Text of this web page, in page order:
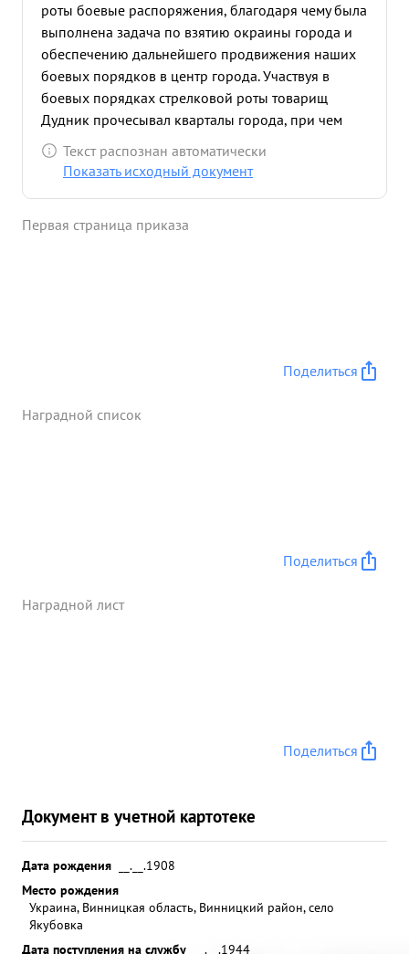
роты боевые распоряжения, благодаря чему была
выполнена задача по взятию окраины города и
обеспечению дальнейшего продвижения наших
боевых порядков в центр города. Участвуя в
боевых порядках стрелковой роты товарищ
Дудник прочесывал кварталы города, при чем
убил из автомата 2-х немецких солдат и 2-х взял в
плен. ...»
Текст распознан автоматически
Показать исходный документ
Первая страница приказа
Поделиться
Наградной список
Поделиться
Наградной лист
Поделиться
Документ в учетной картотеке
Дата рождения
__.__.1908
Место рождения
Украина, Винницкая область, Винницкий район, село
Якубовка
Дата поступления на службу
__.__.1944